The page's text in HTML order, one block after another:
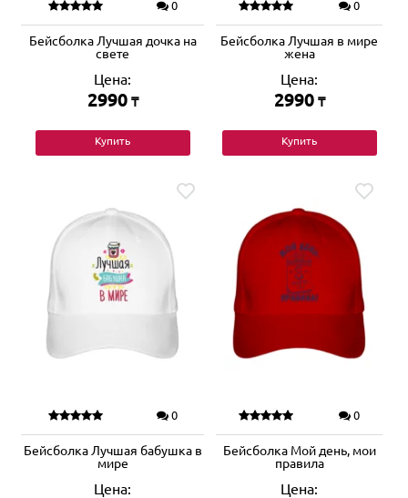
0
Бейсболка Лучшая дочка на
свете
Цена:
2990 ₸
Купить
0
Бейсболка Лучшая в мире
жена
Цена:
2990 ₸
Купить
0
Бейсболка Лучшая бабушка в
мире
Цена:
0
Бейсболка Мой день, мои
правила
Цена: